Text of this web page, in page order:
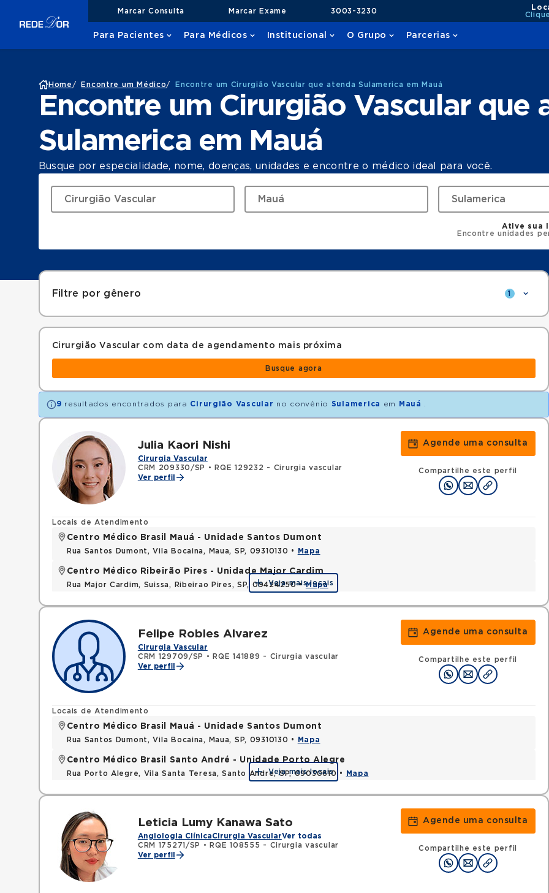
Marcar Consulta Marcar Exame 3003-3230
Para Pacientes Para Médicos Institucional O Grupo Parcerias
Home / Encontre um Médico/ Encontre um Cirurgião Vascular que atenda Sulamerica em Mauá
Encontre um Cirurgião Vascular que
Sulamerica em Mauá
Busque por especialidade, nome, doenças, unidades e encontre o médico ideal para você.
Ative sua
Encontre unidades
Filtre por gênero 1
Cirurgião Vascular com data de agendamento mais próxima
Busque agora
9 resultados encontrados para Cirurgião Vascular no convênio Sulamerica em Mauá
Julia Kaori Nishi
Cirurgia Vascular
CRM 209330/SP
•
RQE 129232 - Cirurgia vascular
Ver perfil
Agende uma consulta
Compartilhe este perfil
Locais de Atendimento
Centro Médico Brasil Mauá - Unidade Santos Dumont
Rua Santos Dumont, Vila Bocaina, Maua, SP, 09310130 • Mapa
Centro Médico Ribeirão Pires - Unidade Major Cardim
Rua Major Cardim, Suissa, Ribeirao Pires, SP, 09424250 •Mapa
Veja mais locais
Felipe Robles Alvarez
Cirurgia Vascular
CRM 129709/SP
•
RQE 141889 - Cirurgia vascular
Ver perfil
Agende uma consulta
Compartilhe este perfil
Locais de Atendimento
Centro Médico Brasil Mauá - Unidade Santos Dumont
Rua Santos Dumont, Vila Bocaina, Maua, SP, 09310130 • Mapa
Centro Médico Brasil Santo André - Unidade Porto Alegre
Rua Porto Alegre, Vila Santa Teresa, Santo Andre, SP, 09030610 • Mapa
Veja mais locais
Leticia Lumy Kanawa Sato
Angiologia ClínicaCirurgia VascularVer todas
CRM 175271/SP
•
RQE 108555 - Cirurgia vascular
Ver perfil
Agende uma consulta
Compartilhe este perfil